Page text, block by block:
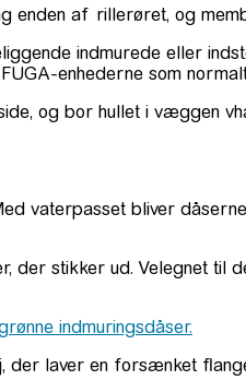
af rillerøret, og
indmurede eller
enhederne som
og bor hullet i væggen
vaterpasset bliver
der stikker ud. Velegnet til
indmuringsdåser.
laver en forsænket